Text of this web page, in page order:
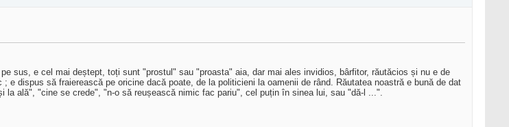
sus, e cel mai deștept, toți sunt "prostul" sau "proasta" aia, dar mai ales invidios, bârfitor, răutăcios și nu e de
dispus să fraierească pe oricine dacă poate, de la politicieni la oamenii de rând. Răutatea noastră e bună de dat
ală", "cine se crede", "n-o să reușească nimic fac pariu", cel puțin în sinea lui, sau "dă-l ...".